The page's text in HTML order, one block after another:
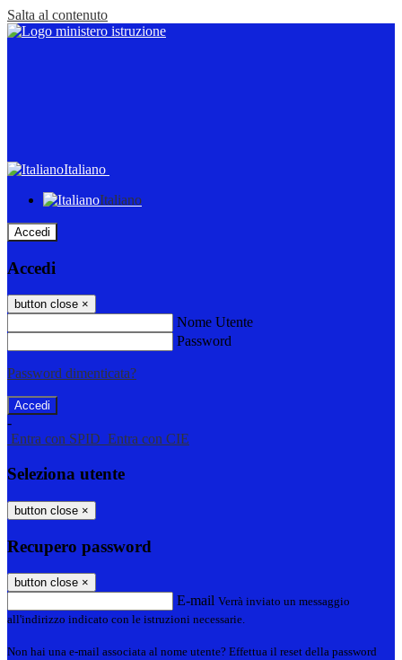
Salta al contenuto
Italiano
Italiano
Accedi
Accedi
button close ×
Nome Utente
Password
Password dimenticata?
-
Entra con SPID Entra con CIE
Seleziona utente
button close ×
Recupero password
button close ×
E-mail Verrà inviato un messaggio
all'indirizzo indicato con le istruzioni necessarie.
Non hai una e-mail associata al nome utente? Effettua il reset della password